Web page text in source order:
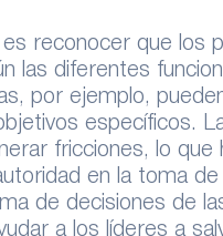
reconocer que los
las diferentes
por ejemplo,
específicos.
fricciones, lo que
en la toma
de decisiones de
a los líderes a